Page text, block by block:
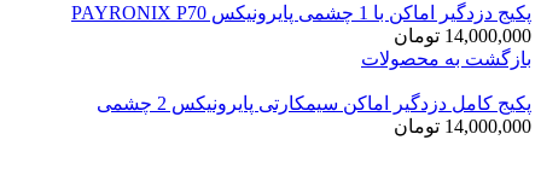
پکیج دزدگیر اماکن با 1 چشمی پایرونیکس PAYRONIX P70
14,000,000 تومان
بازگشت به محصولات
پکیج کامل دزدگیر اماکن سیمکارتی پایرونیکس 2 چشمی
14,000,000 تومان